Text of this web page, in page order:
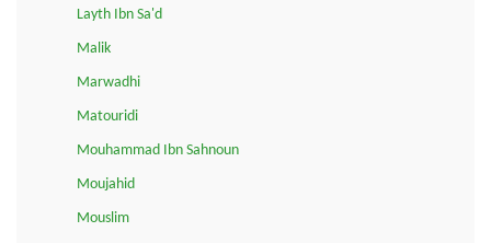
Layth Ibn Sa'd
Malik
Marwadhi
Matouridi
Mouhammad Ibn Sahnoun
Moujahid
Mouslim